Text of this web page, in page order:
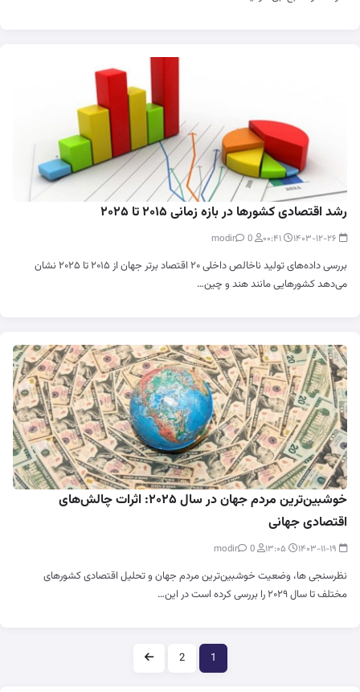
رشد اقتصادی کشورها در بازه زمانی ۲۰۱۵ تا ۲۰۲۵
0
بررسی داده‌های تولید ناخالص داخلی ۲۰ اقتصاد برتر جهان از ۲۰۱۵ تا ۲۰۲۵ نشان
می‌دهد کشورهایی مانند هند و چین…
خوشبین‌ترین مردم جهان در سال ۲۰۲۵: اثرات چالش‌های
اقتصادی جهانی
0
نظرسنجی ها، وضعیت خوشبین‌ترین مردم جهان و تحلیل اقتصادی کشورهای
مختلف تا سال ۲۰۲۹ را بررسی کرده است در این…
صفحه‌بندی
1
2